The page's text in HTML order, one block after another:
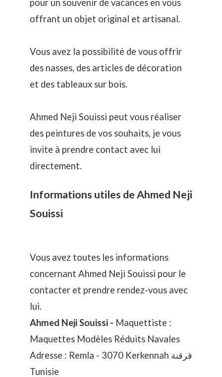
pour un souvenir de vacances en vous
offrant un objet original et artisanal.
Vous avez la possibilité de vous offrir
des nasses, des articles de décoration
et des tableaux sur bois.
Ahmed Neji Souissi peut vous réaliser
des peintures de vos souhaits, je vous
invite à prendre contact avec lui
directement.
Informations utiles de Ahmed Neji
Souissi
Vous avez toutes les informations
concernant Ahmed Neji Souissi pour le
contacter et prendre rendez-vous avec
lui.
Ahmed Neji Souissi - Maquettiste :
Maquettes Modèles Réduits Navales
Adresse : Remla - 3070 Kerkennah قرقنة
Tunisie